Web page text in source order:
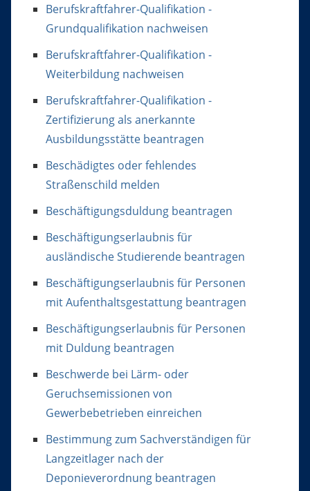
Berufskraftfahrer-Qualifikation -
Grundqualifikation nachweisen
Berufskraftfahrer-Qualifikation -
Weiterbildung nachweisen
Berufskraftfahrer-Qualifikation -
Zertifizierung als anerkannte
Ausbildungsstätte beantragen
Beschädigtes oder fehlendes
Straßenschild melden
Beschäftigungsduldung beantragen
Beschäftigungserlaubnis für
ausländische Studierende beantragen
Beschäftigungserlaubnis für Personen
mit Aufenthaltsgestattung beantragen
Beschäftigungserlaubnis für Personen
mit Duldung beantragen
Beschwerde bei Lärm- oder
Geruchsemissionen von
Gewerbebetrieben einreichen
Bestimmung zum Sachverständigen für
Langzeitlager nach der
Deponieverordnung beantragen